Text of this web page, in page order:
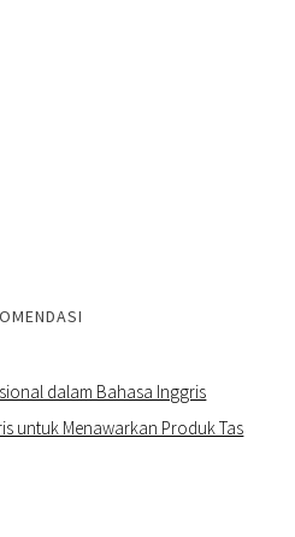
dalam Bahasa Inggris
untuk Menawarkan Produk Tas